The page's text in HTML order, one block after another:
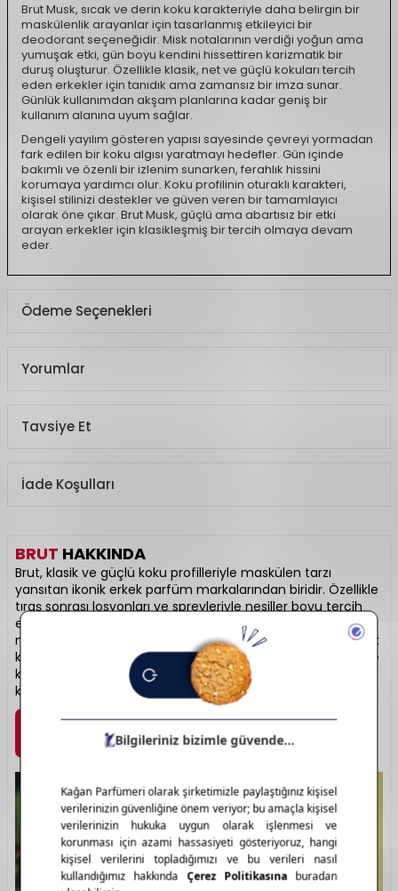
Brut Musk, sıcak ve derin koku karakteriyle daha belirgin bir
maskülenlik arayanlar için tasarlanmış etkileyici bir
deodorant seçeneğidir. Misk notalarının verdiği yoğun ama
yumuşak etki, gün boyu kendini hissettiren karizmatik bir
duruş oluşturur. Özellikle klasik, net ve güçlü kokuları tercih
eden erkekler için tanıdık ama zamansız bir imza sunar.
Günlük kullanımdan akşam planlarına kadar geniş bir
kullanım alanına uyum sağlar.
Dengeli yayılım gösteren yapısı sayesinde çevreyi yormadan
fark edilen bir koku algısı yaratmayı hedefler. Gün içinde
bakımlı ve özenli bir izlenim sunarken, ferahlık hissini
korumaya yardımcı olur. Koku profilinin oturaklı karakteri,
kişisel stilinizi destekler ve güven veren bir tamamlayıcı
olarak öne çıkar. Brut Musk, güçlü ama abartısız bir etki
arayan erkekler için klasikleşmiş bir tercih olmaya devam
eder.
Ödeme Seçenekleri
Yorumlar
Tavsiye Et
İade Koşulları
BRUT HAKKINDA
Brut, klasik ve güçlü koku profilleriyle maskülen tarzı
yansıtan ikonik erkek parfüm markalarından biridir. Özellikle
tıraş sonrası losyonları ve spreyleriyle nesiller boyu tercih
edilen bir isim olmuştur. Odunsu, baharatlı ve aromatik
notalarıyla dikkat çeker. Kendine güvenen erkeklerin günlük
kullanımına uygun kalıcı formüller sunar. Zamansız şıklığı ve
klasik duruşu temsil eder. Erkeğin imzası haline gelen
kokular: Brut.
Marka Detayı